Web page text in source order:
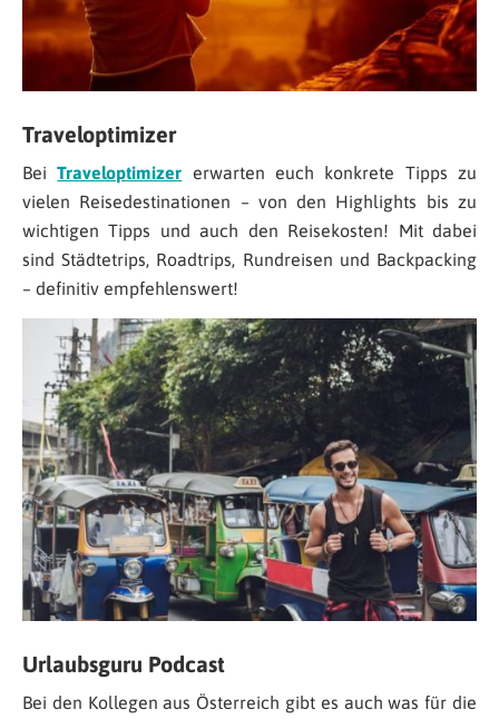
Traveloptimizer
BeiTraveloptimizer erwarten euch konkrete Tipps zu
vielen Reisedestinationen – von den Highlights bis zu
wichtigen Tipps und auch den Reisekosten! Mit dabei
sind Städtetrips, Roadtrips, Rundreisen und Backpacking
– definitiv empfehlenswert!
Urlaubsguru Podcast
Bei den Kollegen aus Österreich gibt es auch was für die